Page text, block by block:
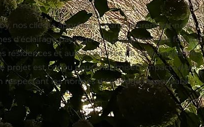
nos clients apprécient particulièrement nos
d'éclairage paysager qui s'adaptent à la fois aux
résidences et aux propriétés de taille moyenne.
projet est conçu pour maximiser l'impact visuel
respectant les normes d'éclairage responsable.